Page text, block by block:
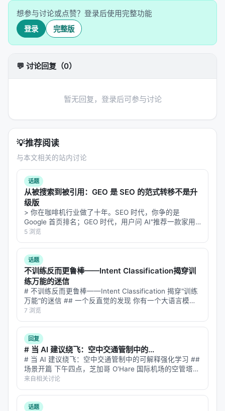
——输出更像对所有值的加权平均。这是一个被统计
学家精细理解了一甲子的权衡：大带宽低偏差高方
差，小带宽高偏差低方差。
🧩 第二步：多个头就是一个集成
单头的统计解释清楚了。但 Transformer 用的不是单
它用 $H$ 个头，每个头有自己的 $W_Q^h$、
$W_K^h$、$W_V^h$，各自投影到不同的子空间，各
自做一个注意力计算，然后把结果拼起来——或者，
在论文的分析里，加权平均。
瞧，这就有了一个精确的对应：
多头注意力 = $H$ 个 NW 回归估计器的加权集成
每一个头 $\hat{m}_h(x)$ 在自己的投影键空间
$\text{Range}(W_K^h)$ 里做一个 NW 估计。所有头
的输出用权重 $\alpha_h$ 加权组合，得到最终的预
测：
$$\text{MHA}(x) = \sum_{h=1}^{H} \alpha_h \cdot
\hat{m}_h(x)$$
集成学习的核心魔法是方差缩减。如果你有 $H$ 个统
计上独立的估计器，取平均之后，方差除以 $H$。这
是所有集成方法——随机森林、bagging、bootstrap
——共同依赖的基本事实。
但注意力头之间未必独立。它们可能高度相关。两个
几乎一模一样的头，取平均带来的方差缩减近乎零。
于是 Fokoué 写出了多头注意力的
想参与讨论或点赞？登录后使用完整功能
登录 完整版
💬 讨论回复（0）
暂无回复，登录后可参与讨论
💡推荐阅读
与本文相关的站内讨论
话题
从被搜索到被引用：GEO 是 SEO 的范式转移不是升
级版
> 你在咖啡机行业做了十年。SEO 时代，你争的是
Google 首页排名；GEO 时代，用户问 AI"推荐一款家用
咖啡机"，AI 直接给出三个品牌——你不在里面。这不是
排名下降，这是从搜索结果里彻底消失。 2026 年了，还
有人在讨论"…
5 浏览
话题
不训练反而更鲁棒——Intent Classification揭穿训
练万能的迷信
# 不训练反而更鲁棒——Intent Classification 揭穿"训练
万能"的迷信 ## 一个反直觉的发现 你有一个大语言模
型，想让它做意图分类——给定用户输入，判断这是数学
问题、编程问题、还是普通文本。最直接的做法是：在模
型内部…
7 浏览
回复
# 当 AI 建议绕飞：空中交通管制中的...
# 当 AI 建议绕飞：空中交通管制中的可解释强化学习 ##
场景开篇 下午四点，芝加哥 O'Hare 国际机场的空管塔
台。雷达屏幕上，12 架飞机的光点在移动。突然，一片
雷暴云在机场西侧 30 海里处形成，覆盖了三条进场航
线。 空管员必…
来自相关讨论
话题